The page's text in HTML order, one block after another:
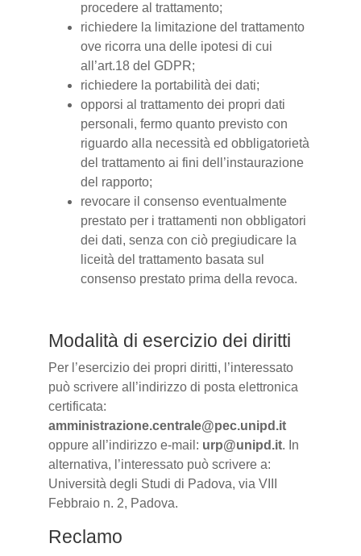
procedere al trattamento;
richiedere la limitazione del trattamento
ove ricorra una delle ipotesi di cui
all’art.18 del GDPR;
richiedere la portabilità dei dati;
opporsi al trattamento dei propri dati
personali, fermo quanto previsto con
riguardo alla necessità ed obbligatorietà
del trattamento ai fini dell’instaurazione
del rapporto;
revocare il consenso eventualmente
prestato per i trattamenti non obbligatori
dei dati, senza con ciò pregiudicare la
liceità del trattamento basata sul
consenso prestato prima della revoca.
Modalità di esercizio dei diritti
Per l’esercizio dei propri diritti, l’interessato
può scrivere all’indirizzo di posta elettronica
certificata:
amministrazione.centrale@pec.unipd.it
oppure all’indirizzo e-mail: urp@unipd.it. In
alternativa, l’interessato può scrivere a:
Università degli Studi di Padova, via VIII
Febbraio n. 2, Padova.
Reclamo